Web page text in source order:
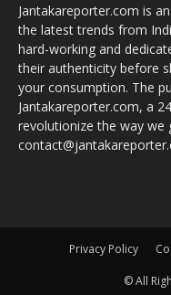
Jantakareporter.com is
the latest trends from
hard-working and
their authenticity before
your consumption. The
Jantakareporter.com, a
revolutionize the way we
Privacy Policy
© All